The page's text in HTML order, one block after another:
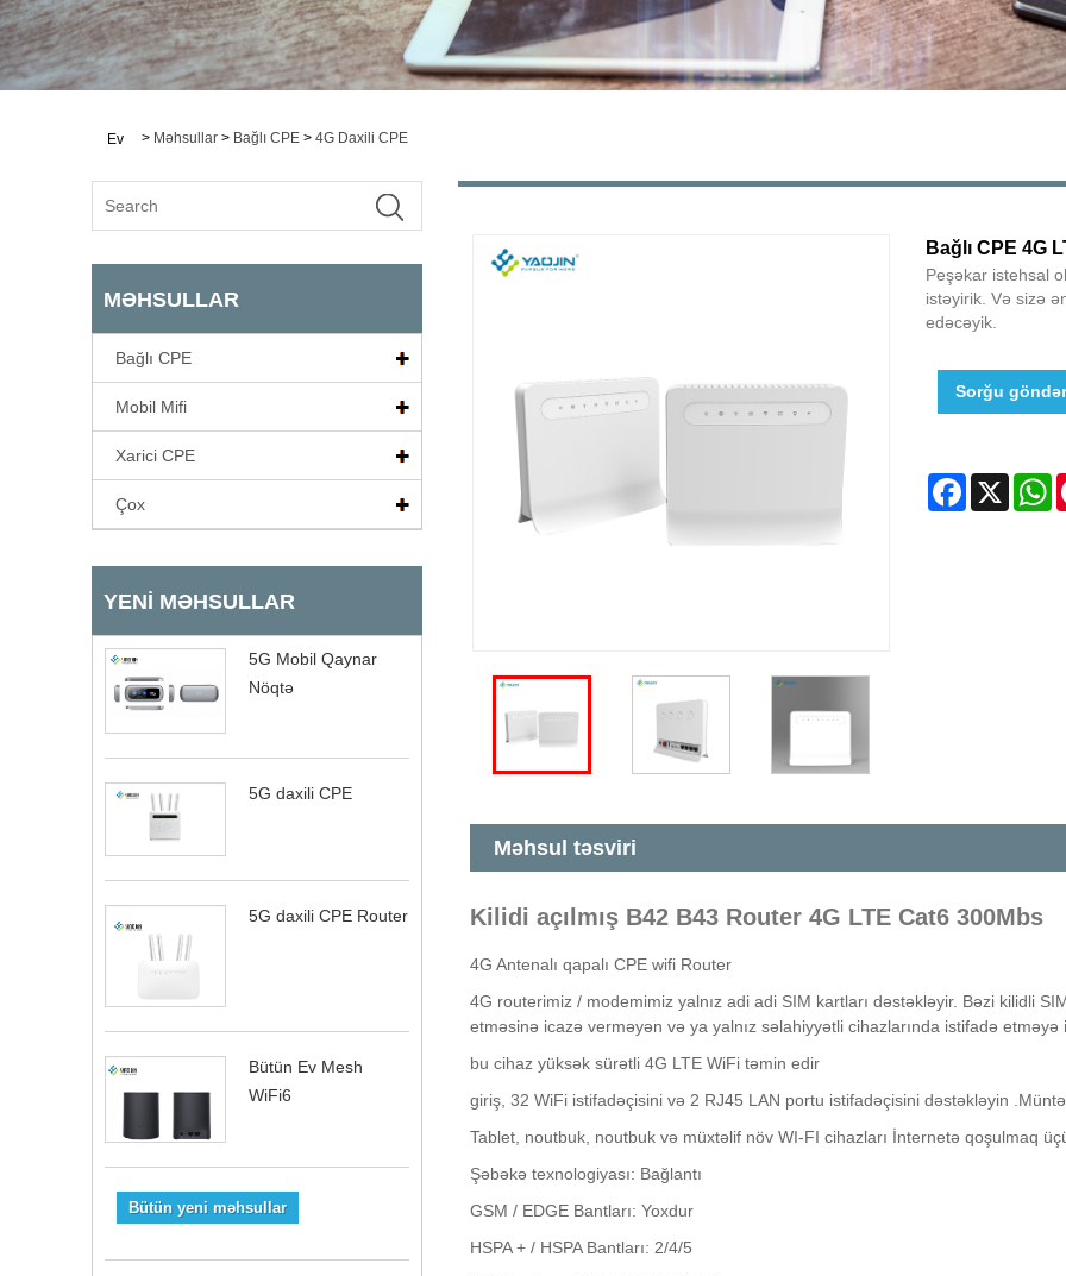
Ev > Məhsullar > Bağlı CPE > 4G Daxili CPE
MƏHSULLAR
Bağlı CPE
Mobil Mifi
Xarici CPE
Çox
YENI MƏHSULLAR
5G Mobil Qaynar
Nöqtə
5G daxili CPE
5G daxili CPE Router
Bütün Ev Mesh
WiFi6
Bütün yeni məhsullar
Bağlı CPE 4G
Peşəkar istehsal
istəyirik. Və sizə
edəcəyik.
Sorğu
Facebook
X
Məhsul təsviri
Kilidi açılmış B42 B43 Router 4G LTE Cat6 300Mbs
4G Antenalı qapalı CPE wifi Router
4G routerimiz / modemimiz yalnız adi adi SIM kartları dəstəkləyir. Bəzi kilidli
etməsinə icazə verməyən və ya yalnız səlahiyyətli cihazlarında istifadə
bu cihaz yüksək sürətli 4G LTE WiFi təmin edir
giriş, 32 WiFi istifadəçisini və 2 RJ45 LAN portu istifadəçisini dəstəkləyin
Tablet, noutbuk, noutbuk və müxtəlif növ WI-FI cihazları İnternetə qoşulmaq
Şəbəkə texnologiyası: Bağlantı
GSM / EDGE Bantları: Yoxdur
HSPA + / HSPA Bantları: 2/4/5